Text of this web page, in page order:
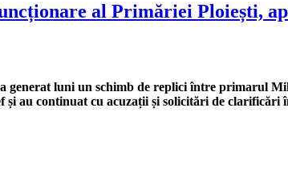
al Primăriei Ploiești,
luni un schimb de replici între primarul
au continuat cu acuzații și solicitări de clarificări